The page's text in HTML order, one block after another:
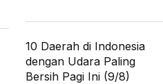
10 Daerah di Indonesia
dengan Udara Paling
Bersih Pagi Ini (9/8)